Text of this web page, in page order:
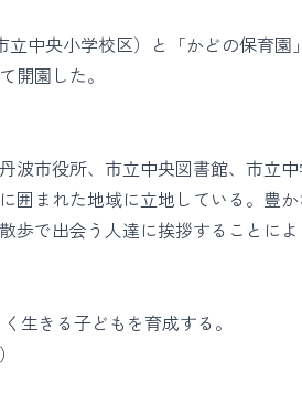
中央小学校区）と「かどの保育
開園した。
市役所、市立中央図書館、市立
囲まれた地域に立地している。豊
歩で出会う人達に挨拶することに
生きる子どもを育成する。